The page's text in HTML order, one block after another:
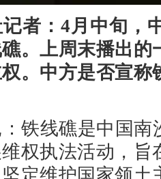
者：4月中旬，
。上周末播出
。中方是否宣
铁线礁是中国南
权执法活动，
定维护国家领